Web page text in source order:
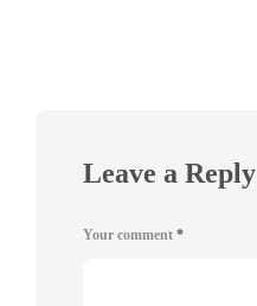
Leave a Reply
Your comment *